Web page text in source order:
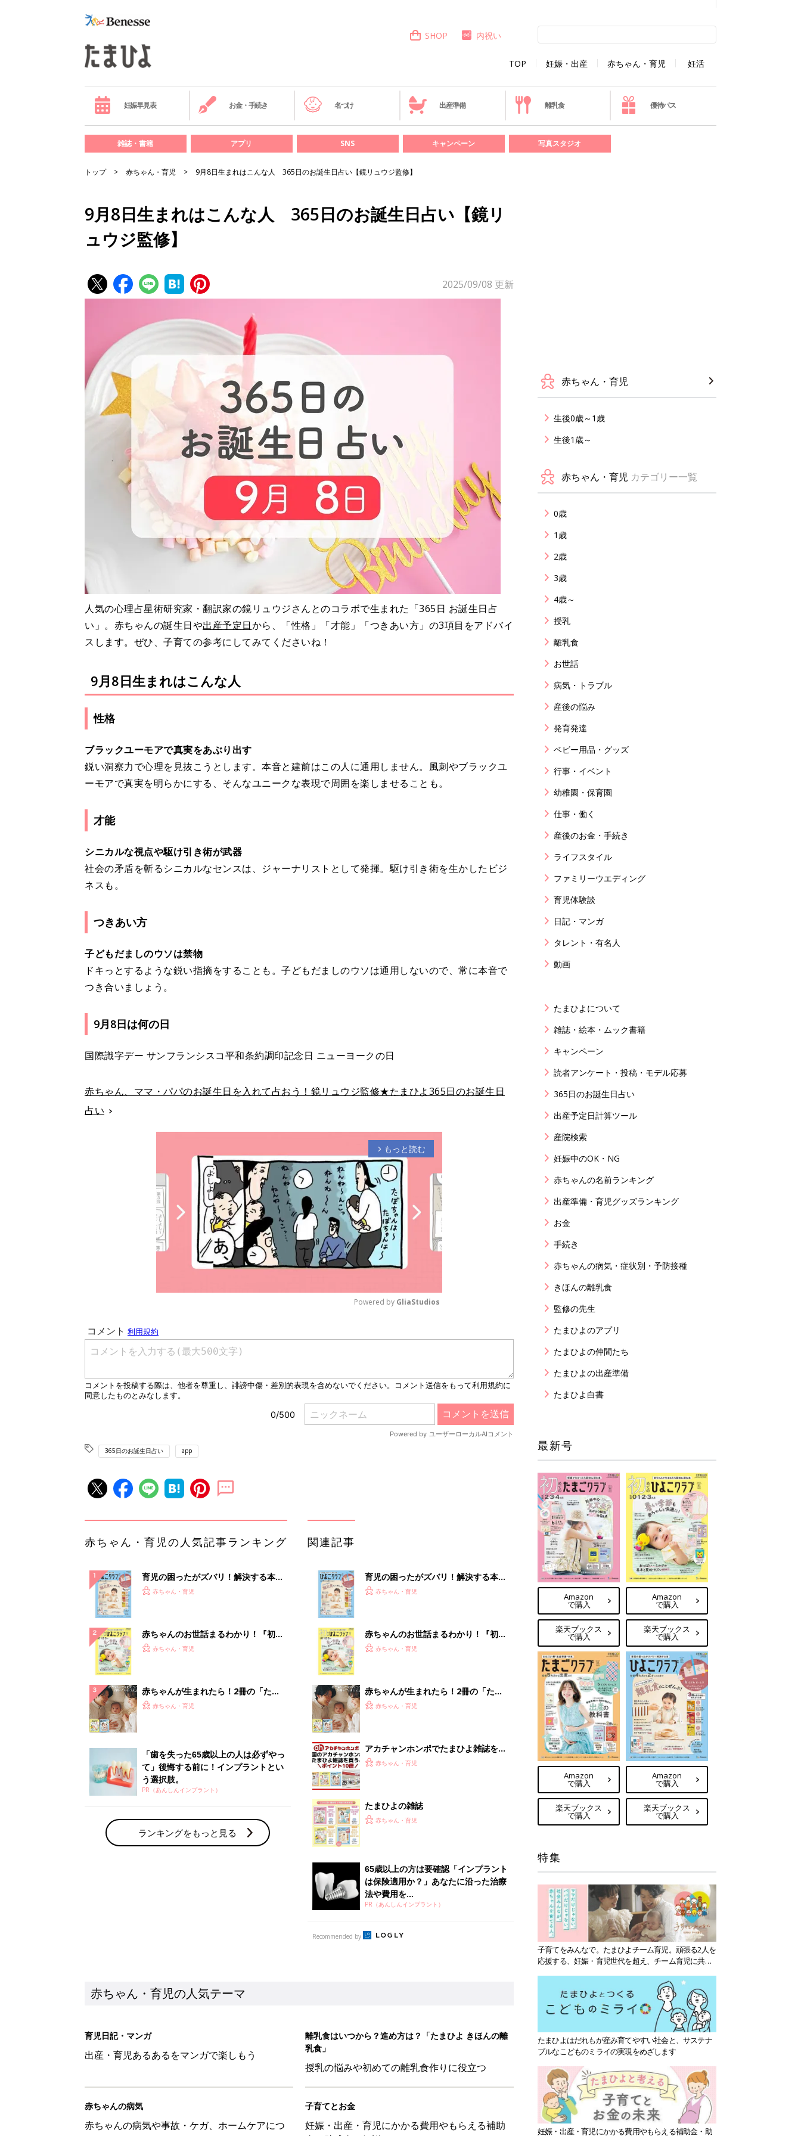
TOP 妊娠・出産 赤ちゃん・育児 妊活
SHOP 内祝い
妊娠早見表 お金・手続き 名づけ 出産準備 離乳食 優待パス
雑誌・書籍 アプリ SNS キャンペーン 写真スタジオ
トップ 赤ちゃん・育児 9月8日生まれはこんな人 365日のお誕生日占い【鏡リュウジ監修】
9月8日生まれはこんな人 365日のお誕生日占い【鏡リ
ュウジ監修】
2025/09/08 更新
人気の心理占星術研究家・翻訳家の鏡リュウジさんとのコラボで生まれた「365日 お誕生日占
い」。赤ちゃんの誕生日や出産予定日から、「性格」「才能」「つきあい方」の3項目をアドバイ
スします。ぜひ、子育ての参考にしてみてくださいね！
9月8日生まれはこんな人
性格
ブラックユーモアで真実をあぶり出す
鋭い洞察力で心理を見抜こうとします。本音と建前はこの人に通用しません。風刺やブラックユ
ーモアで真実を明らかにする、そんなユニークな表現で周囲を楽しませることも。
才能
シニカルな視点や駆け引き術が武器
社会の矛盾を斬るシニカルなセンスは、ジャーナリストとして発揮。駆け引き術を生かしたビジ
ネスも。
つきあい方
子どもだましのウソは禁物
ドキっとするような鋭い指摘をすることも。子どもだましのウソは通用しないので、常に本音で
つき合いましょう。
9月8日は何の日
国際識字デー サンフランシスコ平和条約調印記念日 ニューヨークの日
赤ちゃん、ママ・パパのお誕生日を入れて占おう！鏡リュウジ監修★たまひよ365日のお誕生日
占い
arrow_forward_ios もっと読む
M
e
Powered by GliaStudios
365日のお誕生日占い app
赤ちゃん・育児の人気記事ランキング
育児の困ったがズバリ！解決する本
『ひよこクラブ 秋号』 4カ月～2才
赤ちゃん・育児
赤ちゃんのお世話まるわかり！『初め
てのひよこクラブ 夏号』〈巻頭大特
赤ちゃん・育児
赤ちゃんが生まれたら！2冊の「たま
ひよ」
赤ちゃん・育児
「歯を失った65歳以上の人は必ずやっ
て」後悔する前に！インプラントとい
う選択肢。
PR（あんしんインプラント）
ランキングをもっと見る
関連記事
育児の困ったがズバリ！解決する本
『ひよこクラブ 秋号』 4カ月～2才
赤ちゃん・育児
赤ちゃんのお世話まるわかり！『初め
てのひよこクラブ 夏号』〈巻頭大特
赤ちゃん・育児
赤ちゃんが生まれたら！2冊の「たま
ひよ」
赤ちゃん・育児
アカチャンホンポでたまひよ雑誌を買
うとポイント10倍【期間限定】
赤ちゃん・育児
たまひよの雑誌
赤ちゃん・育児
65歳以上の方は要確認「インプラント
は保険適用か？」あなたに沿った治療
法や費用を...
PR（あんしんインプラント）
Recommended by
赤ちゃん・育児の人気テーマ
育児日記・マンガ
出産・育児あるあるをマンガで楽しもう
離乳食はいつから？進め方は？「たまひよ きほんの離
乳食」
授乳の悩みや初めての離乳食作りに役立つ
赤ちゃんの病気
赤ちゃんの病気や事故・ケガ、ホームケアにつ
子育てとお金
妊娠・出産・育児にかかる費用やもらえる補助
赤ちゃん・育児
生後0歳～1歳
生後1歳～
赤ちゃん・育児 カテゴリー一覧
0歳
1歳
2歳
3歳
4歳～
授乳
離乳食
お世話
病気・トラブル
産後の悩み
発育発達
ベビー用品・グッズ
行事・イベント
幼稚園・保育園
仕事・働く
産後のお金・手続き
ライフスタイル
ファミリーウエディング
育児体験談
日記・マンガ
タレント・有名人
動画
たまひよについて
雑誌・絵本・ムック書籍
キャンペーン
読者アンケート・投稿・モデル応募
365日のお誕生日占い
出産予定日計算ツール
産院検索
妊娠中のOK・NG
赤ちゃんの名前ランキング
出産準備・育児グッズランキング
お金
手続き
赤ちゃんの病気・症状別・予防接種
きほんの離乳食
監修の先生
たまひよのアプリ
たまひよの仲間たち
たまひよの出産準備
たまひよ白書
最新号
Amazon
で購入
楽天ブックス
で購入
Amazon
で購入
楽天ブックス
で購入
Amazon
で購入
楽天ブックス
で購入
Amazon
で購入
楽天ブックス
で購入
特集
子育てをみんなで。たまひよチーム育児。頑張る2人を
応援する、妊娠・育児世代を超え、チーム育児に共感
たまひよはだれもが産み育てやすい社会と、サステナ
ブルなこどものミライの実現をめざします
妊娠・出産・育児にかかる費用やもらえる補助金・助